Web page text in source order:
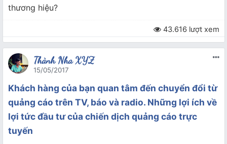
thương hiệu?
43.616 lượt xem
Thành Nha XYZ
15/05/2017
Khách hàng của bạn quan tâm đến chuyển đổi từ
quảng cáo trên TV, báo và radio. Những lợi ích về
lợi tức đầu tư của chiến dịch quảng cáo trực
tuyến